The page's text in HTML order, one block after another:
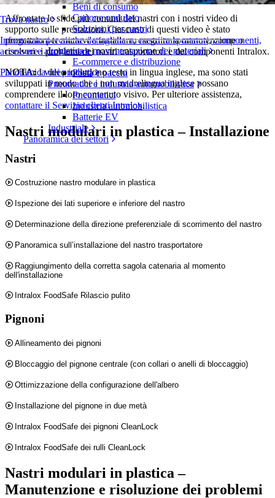
Trova nastro
Informazioni tecniche dettagliate su nastri trasportatori, componenti,
accessori e altro ancora
Panoramica dei prodotti
Beni di consumo
Cartone ondulato
Soluzioni per nastri
Logistica e movimentazione dei materiali
E-commerce e distribuzione
Posta e pacchi
Pneumatici e industria automobilistica
Pneumatici
Industria automobilistica
Batterie EV
Industriale
Panoramica dei settori
Affrontate le sfide più comuni dei nastri con i nostri video di
supporto sulle prestazioni. Ciascuno di questi video è stato
progettato per aiutarvi a installare, eseguire la manutenzione o
risolvere i problemi dei nastri trasportatori e dei componenti Intralox.
NOTA:I video includono testo in lingua inglese, ma sono stati
sviluppati in modo che i non madrelingua inglese possano
comprendere il loro contenuto visivo. Per ulteriore assistenza,
contattare il Servizio clienti Intralox.
Nastri modulari in plastica – Installazione
Nastri
Costruzione nastro modulare in plastica
Ispezione dei lati superiore e inferiore del nastro
Determinazione della direzione preferenziale di scorrimento del nastro
Panoramica sull’installazione del nastro trasportatore
Raggiungimento della corretta sagola catenaria al momento
dell'installazione
Intralox FoodSafe Rilascio pulito
Pignoni
Allineamento dei pignoni
Bloccaggio del pignone centrale (con collari o anelli di bloccaggio)
Ottimizzazione della configurazione dell'albero
Installazione del pignone in due metà
Intralox FoodSafe dei pignoni CleanLock
Intralox FoodSafe dei rulli CleanLock
Nastri modulari in plastica –
Manutenzione e risoluzione dei problemi